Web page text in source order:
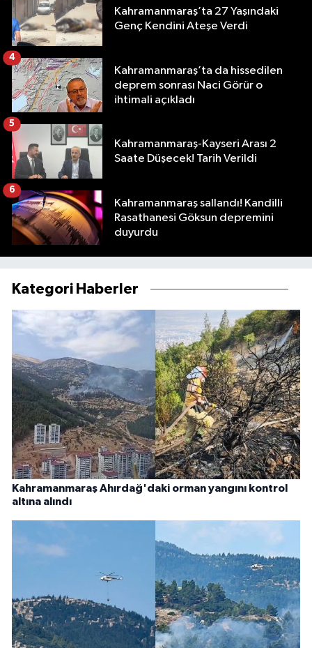
Kahramanmaraş’ta 27 Yaşındaki
Genç Kendini Ateşe Verdi
Kahramanmaraş’ta da hissedilen
deprem sonrası Naci Görür o
ihtimali açıkladı
4
Kahramanmaraş-Kayseri Arası 2
Saate Düşecek! Tarih Verildi
5
Kahramanmaraş sallandı! Kandilli
Rasathanesi Göksun depremini
duyurdu
6
Kategori Haberler
Kahramanmaraş Ahırdağ'daki orman yangını kontrol
altına alındı